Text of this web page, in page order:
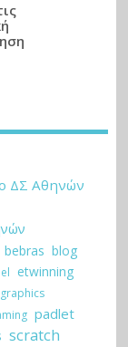
ΔΣ Αθηνών
bebras blog
etwinning
padlet
scratch